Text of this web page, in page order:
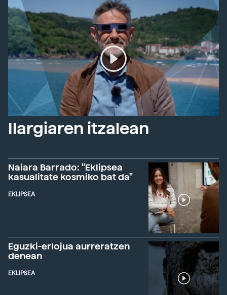
Ilargiaren itzalean
Naiara Barrado: "Eklipsea
kasualitate kosmiko bat da"
EKLIPSEA
Eguzki-erlojua aurreratzen
denean
EKLIPSEA